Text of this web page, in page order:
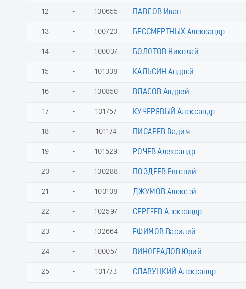
12 - 100655 ПАВЛОВ Иван
13 - 100720 БЕССМЕРТНЫХ Александр
14 - 100037 БОЛОТОВ Николай
15 - 101338 КАЛЬСИН Андрей
16 - 100850 ВЛАСОВ Андрей
17 - 101757 КУЧЕРЯВЫЙ Александр
18 - 101174 ПИСАРЕВ Вадим
19 - 101529 РОЧЕВ Александр
20 - 100288 ПОЗДЕЕВ Евгений
21 - 100108 ДЖУМОВ Алексей
22 - 102597 СЕРГЕЕВ Александр
23 - 102664 ЕФИМОВ Василий
24 - 100057 ВИНОГРАДОВ Юрий
25 - 101773 СЛАВУЦКИЙ Александр